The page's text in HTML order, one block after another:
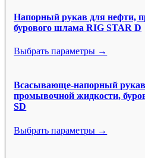
Напорный рукав для нефти,
бурового шлама RIG STAR D
Выбрать параметры →
Всасывающе-напорный
промывочной жидкости,
SD
Выбрать параметры →